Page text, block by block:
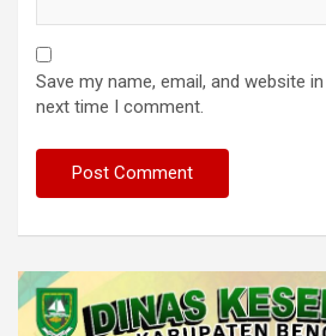
Save my name, email, and website
next time I comment.